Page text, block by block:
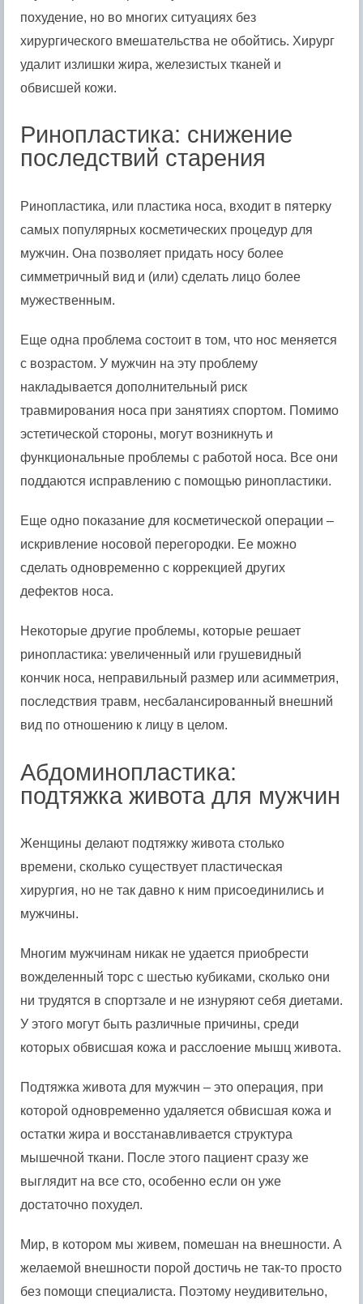
похудение, но во многих ситуациях без
хирургического вмешательства не обойтись. Хирург
удалит излишки жира, железистых тканей и
обвисшей кожи.
Ринопластика: снижение
последствий старения
Ринопластика, или пластика носа, входит в пятерку
самых популярных косметических процедур для
мужчин. Она позволяет придать носу более
симметричный вид и (или) сделать лицо более
мужественным.
Еще одна проблема состоит в том, что нос меняется
с возрастом. У мужчин на эту проблему
накладывается дополнительный риск
травмирования носа при занятиях спортом. Помимо
эстетической стороны, могут возникнуть и
функциональные проблемы с работой носа. Все они
поддаются исправлению с помощью ринопластики.
Еще одно показание для косметической операции –
искривление носовой перегородки. Ее можно
сделать одновременно с коррекцией других
дефектов носа.
Некоторые другие проблемы, которые решает
ринопластика: увеличенный или грушевидный
кончик носа, неправильный размер или асимметрия,
последствия травм, несбалансированный внешний
вид по отношению к лицу в целом.
Абдоминопластика:
подтяжка живота для мужчин
Женщины делают подтяжку живота столько
времени, сколько существует пластическая
хирургия, но не так давно к ним присоединились и
мужчины.
Многим мужчинам никак не удается приобрести
вожделенный торс с шестью кубиками, сколько они
ни трудятся в спортзале и не изнуряют себя диетами.
У этого могут быть различные причины, среди
которых обвисшая кожа и расслоение мышц живота.
Подтяжка живота для мужчин – это операция, при
которой одновременно удаляется обвисшая кожа и
остатки жира и восстанавливается структура
мышечной ткани. После этого пациент сразу же
выглядит на все сто, особенно если он уже
достаточно похудел.
Мир, в котором мы живем, помешан на внешности. А
желаемой внешности порой достичь не так-то просто
без помощи специалиста. Поэтому неудивительно,